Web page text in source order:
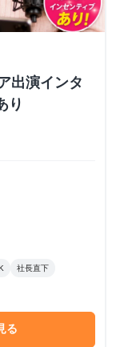
出演インタ
り
社長直下
る